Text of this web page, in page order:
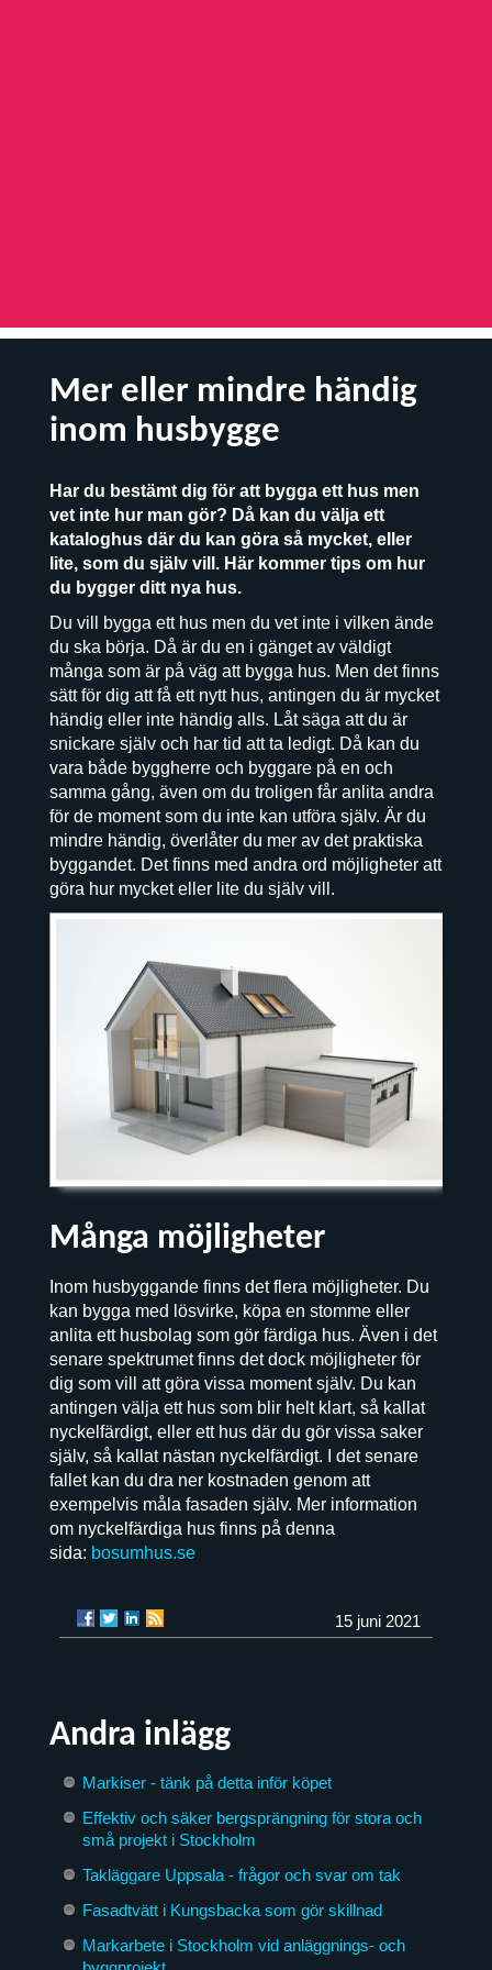
Mer eller mindre händig
inom husbygge
Har du bestämt dig för att bygga ett hus men
vet inte hur man gör? Då kan du välja ett
kataloghus där du kan göra så mycket, eller
lite, som du själv vill. Här kommer tips om hur
du bygger ditt nya hus.
Du vill bygga ett hus men du vet inte i vilken ände
du ska börja. Då är du en i gänget av väldigt
många som är på väg att bygga hus. Men det finns
sätt för dig att få ett nytt hus, antingen du är mycket
händig eller inte händig alls. Låt säga att du är
snickare själv och har tid att ta ledigt. Då kan du
vara både byggherre och byggare på en och
samma gång, även om du troligen får anlita andra
för de moment som du inte kan utföra själv. Är du
mindre händig, överlåter du mer av det praktiska
byggandet. Det finns med andra ord möjligheter att
göra hur mycket eller lite du själv vill.
Många möjligheter
Inom husbyggande finns det flera möjligheter. Du
kan bygga med lösvirke, köpa en stomme eller
anlita ett husbolag som gör färdiga hus. Även i det
senare spektrumet finns det dock möjligheter för
dig som vill att göra vissa moment själv. Du kan
antingen välja ett hus som blir helt klart, så kallat
nyckelfärdigt, eller ett hus där du gör vissa saker
själv, så kallat nästan nyckelfärdigt. I det senare
fallet kan du dra ner kostnaden genom att
exempelvis måla fasaden själv. Mer information
om nyckelfärdiga hus finns på denna
sida: bosumhus.se
15 juni 2021
Andra inlägg
Markiser - tänk på detta inför köpet
Effektiv och säker bergsprängning för stora och
små projekt i Stockholm
Takläggare Uppsala - frågor och svar om tak
Fasadtvätt i Kungsbacka som gör skillnad
Markarbete i Stockholm vid anläggnings- och